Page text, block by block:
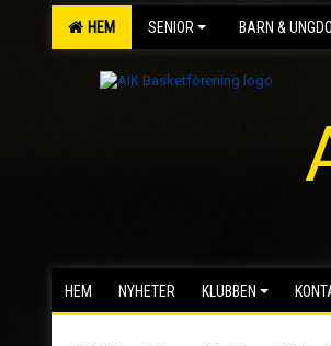
HEM SENIOR BARN &
HEM NYHETER KLUBBEN